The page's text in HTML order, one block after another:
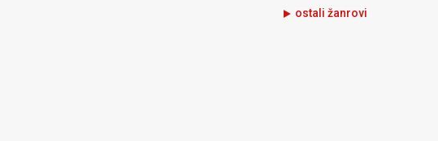
ostali žanrovi